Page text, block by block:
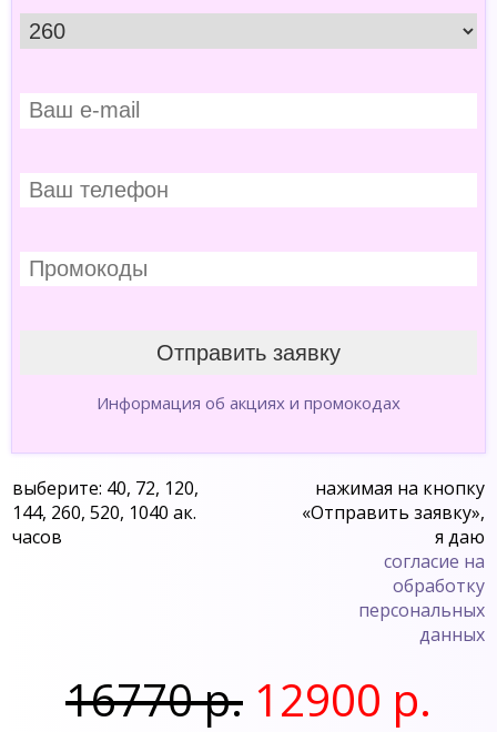
Информация об акциях и промокодах
выберите: 40, 72, 120,
144, 260, 520, 1040 ак.
часов
нажимая на кнопку
«Отправить заявку»,
я даю
согласие на
обработку
персональных
данных
16770 р. 12900 р.